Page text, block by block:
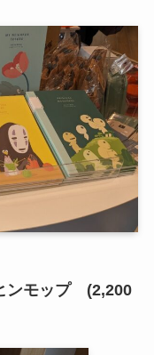
ンモップ (2,200